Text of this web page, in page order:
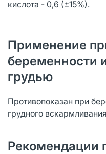
кислота - 0,6 (±15%).
Применение
беременности
грудью
Противопоказан при
грудного
Рекомендации